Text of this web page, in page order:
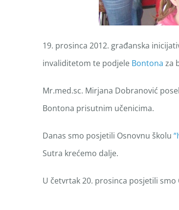
19. prosinca 2012. građanska
invaliditetom te podjele Bontona za
Mr.med.sc. Mirjana Dobranović
Bontona prisutnim učenicima.
Danas smo posjetili Osnovnu školu
Sutra krećemo dalje.
U četvrtak 20. prosinca posjetili smo